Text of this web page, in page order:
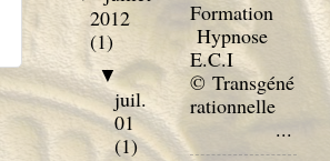
2012
(1)
▼
juil.
01
(1)
Formation
Hypnose
E.C.I
© Transgéné
rationnelle
...